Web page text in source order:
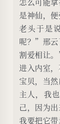
是神仙，
老头于是
呢？”邢云
割爱相让
进入内室
宝贝，当
主人，我
己，因为
我要把它